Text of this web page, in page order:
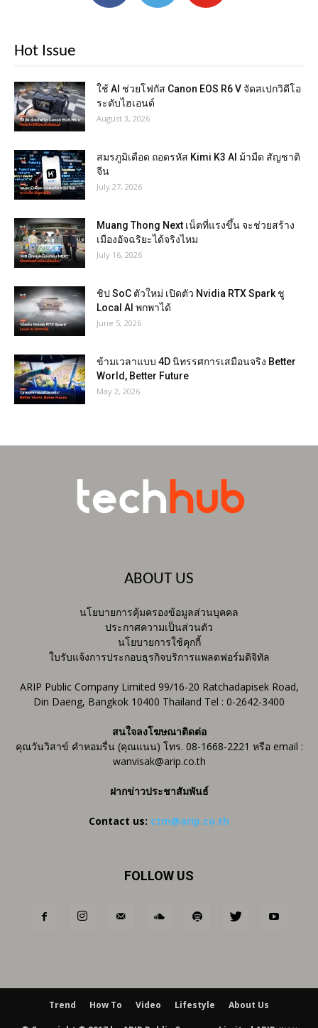
Hot Issue
ใช้ AI ช่วยโฟกัส Canon EOS R6 V จัดสเปกวิดีโอ
ระดับไฮเอนด์
August 3, 2026
สมรภูมิเดือด ถอดรหัส Kimi K3 AI ม้ามืด สัญชาติ
จีน
July 27, 2026
Muang Thong Next เน็ตที่แรงขึ้น จะช่วยสร้าง
เมืองอัจฉริยะได้จริงไหม
July 16, 2026
ชิป SoC ตัวใหม่ เปิดตัว Nvidia RTX Spark ชู
Local AI พกพาได้
June 5, 2026
ข้ามเวลาแบบ 4D นิทรรศการเสมือนจริง Better
World, Better Future
May 2, 2026
ABOUT US
นโยบายการคุ้มครองข้อมูลส่วนบุคคล
ประกาศความเป็นส่วนตัว
นโยบายการใช้คุกกี้
ใบรับแจ้งการประกอบธุรกิจบริการแพลตฟอร์มดิจิทัล
ARIP Public Company Limited 99/16-20 Ratchadapisek Road,
Din Daeng, Bangkok 10400 Thailand Tel : 0-2642-3400
สนใจลงโฆษณาติดต่อ
คุณวันวิสาข์ คำหอมรื่น (คุณแนน) โทร. 08-1668-2221 หรือ email :
wanvisak@arip.co.th
ฝากข่าวประชาสัมพันธ์
Contact us: ctm@arip.co.th
FOLLOW US
Trend How To Video Lifestyle About Us